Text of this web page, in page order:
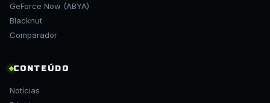
GeForce Now (ABYA)
Blacknut
Comparador
CONTEÚDO
Notícias